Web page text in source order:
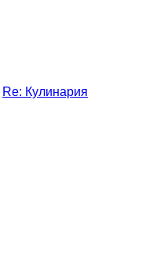
Re: Кулинария